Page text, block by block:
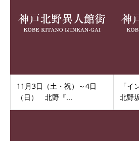
11月3日（土・祝）～4日
（日） 北野『...
「
北野